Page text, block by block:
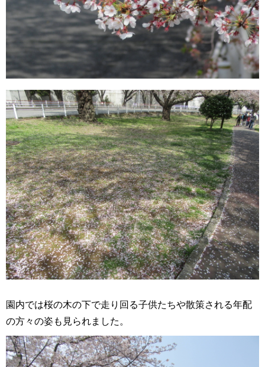
園内では桜の木の下で走り回る子供たちや散策される年配
の方々の姿も見られました。